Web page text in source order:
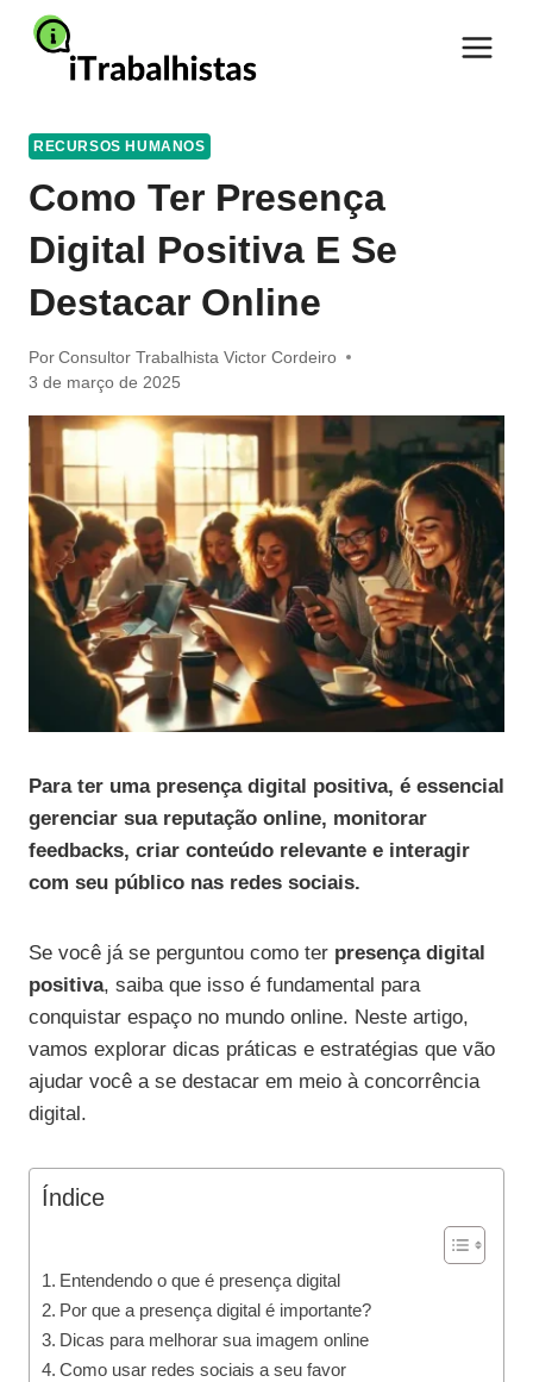
Pular
para
RECURSOS HUMANOS
Como Ter Presença
Digital Positiva E Se
Destacar Online
Por Consultor Trabalhista Victor Cordeiro
3 de março de 2025
Para ter uma presença digital positiva, é essencial
gerenciar sua reputação online, monitorar
feedbacks, criar conteúdo relevante e interagir
com seu público nas redes sociais.
Se você já se perguntou como ter presença digital
positiva, saiba que isso é fundamental para
conquistar espaço no mundo online. Neste artigo,
vamos explorar dicas práticas e estratégias que vão
ajudar você a se destacar em meio à concorrência
digital.
Índice
Entendendo o que é presença digital
Por que a presença digital é importante?
Dicas para melhorar sua imagem online
Como usar redes sociais a seu favor